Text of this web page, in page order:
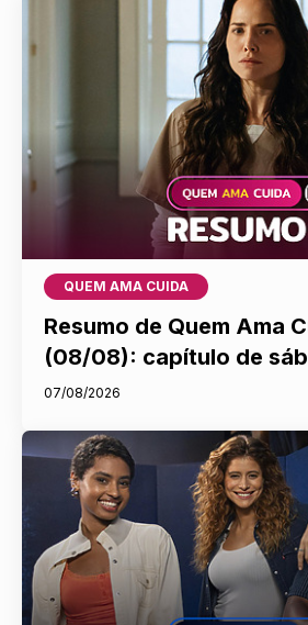
QUEM AMA CUIDA
Resumo de Quem Ama
(08/08): capítulo de
07/08/2026